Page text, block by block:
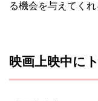
る機会を与えてくれ
映画上映中に